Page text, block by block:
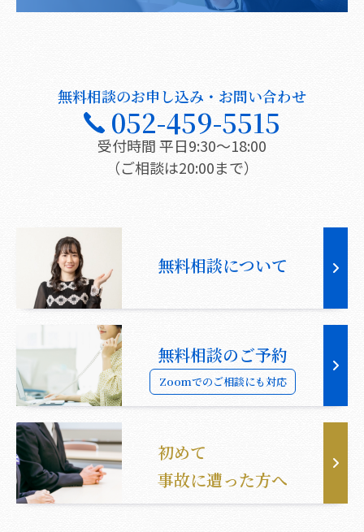
無料相談のお申し込み・お問い合わせ
052-459-5515
受付時間 平日9:30〜18:00
（ご相談は20:00まで）
無料相談について
無料相談のご予約
Zoomでのご相談にも対応
初めて
事故に遭った方へ